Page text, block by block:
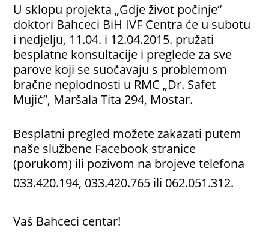
U sklopu projekta „Gdje život počinje“
doktori Bahceci BiH IVF Centra će u subotu
i nedjelju, 11.04. i 12.04.2015. pružati
besplatne konsultacije i preglede za sve
parove koji se suočavaju s problemom
bračne neplodnosti u RMC „Dr. Safet
Mujić”, Maršala Tita 294, Mostar.
Besplatni pregled možete zakazati putem
naše službene Facebook stranice
(porukom) ili pozivom na brojeve telefona
033.420.194, 033.420.765 ili 062.051.312.
Vaš Bahceci centar!